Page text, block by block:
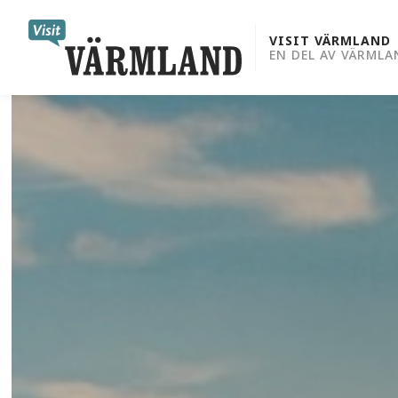
content
VISIT VÄRMLAND
EN DEL AV